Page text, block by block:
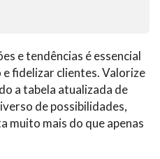
e tendências é essencial
fidelizar clientes. Valorize
a tabela atualizada de
de possibilidades,
muito mais do que apenas